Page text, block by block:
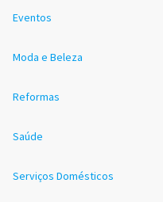
Eventos
Moda e Beleza
Reformas
Saúde
Serviços Domésticos